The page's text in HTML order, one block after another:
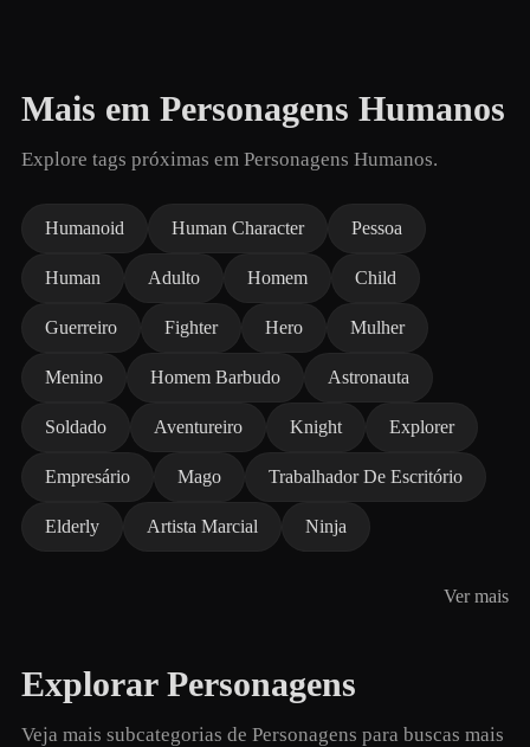
Mais em Personagens Humanos
Explore tags próximas em Personagens Humanos.
Humanoid Human Character Pessoa
Human Adulto Homem Child
Guerreiro Fighter Hero Mulher
Menino Homem Barbudo Astronauta
Soldado Aventureiro Knight Explorer
Empresário Mago Trabalhador De Escritório
Elderly Artista Marcial Ninja
Ver mais
Explorar Personagens
Veja mais subcategorias de Personagens para buscas mais